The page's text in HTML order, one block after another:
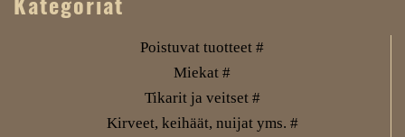
Kategoriat
Poistuvat tuotteet #
Miekat #
Tikarit ja veitset #
Kirveet, keihäät, nuijat yms. #